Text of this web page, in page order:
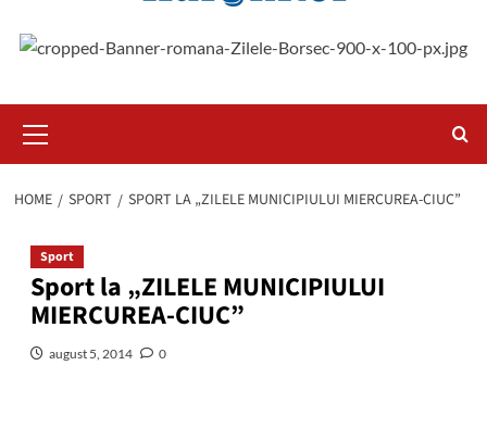
Menu
HOME SPORT SPORT LA „ZILELE MUNICIPIULUI MIERCUREA-CIUC”
Sport
Sport la „ZILELE MUNICIPIULUI
MIERCUREA-CIUC”
august 5, 2014 0